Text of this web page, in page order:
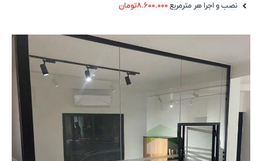
نصب و اجرا هر مترمربع۸.۶۰۰.۰۰۰تومان